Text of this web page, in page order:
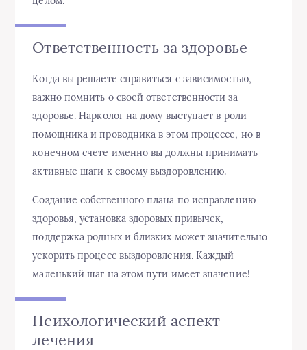
Ответственность за здоровье
Когда вы решаете справиться с зависимостью,
важно помнить о своей ответственности за
здоровье. Нарколог на дому выступает в роли
помощника и проводника в этом процессе, но в
конечном счете именно вы должны принимать
активные шаги к своему выздоровлению.
Создание собственного плана по исправлению
здоровья, установка здоровых привычек,
поддержка родных и близких может значительно
ускорить процесс выздоровления. Каждый
маленький шаг на этом пути имеет значение!
Психологический аспект
лечения